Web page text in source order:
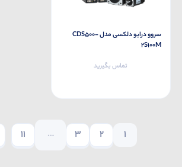
سروو درایو دلکسی مدل CDS500-
2S100M
تماس بگیرید
1
2
3
…
11